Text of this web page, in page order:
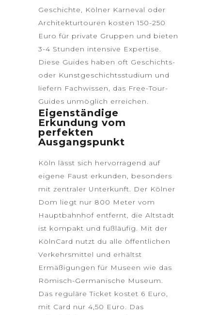
Geschichte, Kölner Karneval oder
Architekturtouren kosten 150-250
Euro für private Gruppen und bieten
3-4 Stunden intensive Expertise.
Diese Guides haben oft Geschichts-
oder Kunstgeschichtsstudium und
liefern Fachwissen, das Free-Tour-
Guides unmöglich erreichen.
Eigenständige
Erkundung vom
perfekten
Ausgangspunkt
Köln lässt sich hervorragend auf
eigene Faust erkunden, besonders
mit zentraler Unterkunft. Der Kölner
Dom liegt nur 800 Meter vom
Hauptbahnhof entfernt, die Altstadt
ist kompakt und fußläufig. Mit der
KölnCard nutzt du alle öffentlichen
Verkehrsmittel und erhältst
Ermäßigungen für Museen wie das
Römisch-Germanische Museum.
Das reguläre Ticket kostet 6 Euro,
mit Card nur 4,50 Euro. Das